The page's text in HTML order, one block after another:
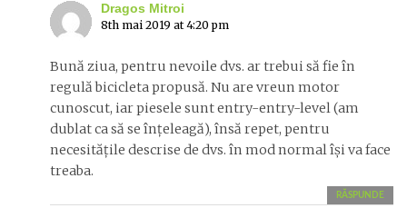
Dragos Mitroi
8th mai 2019 at 4:20 pm
Bună ziua, pentru nevoile dvs. ar trebui să fie în
regulă bicicleta propusă. Nu are vreun motor
cunoscut, iar piesele sunt entry-entry-level (am
dublat ca să se înțeleagă), însă repet, pentru
necesitățile descrise de dvs. în mod normal își va face
treaba.
RĂSPUNDE